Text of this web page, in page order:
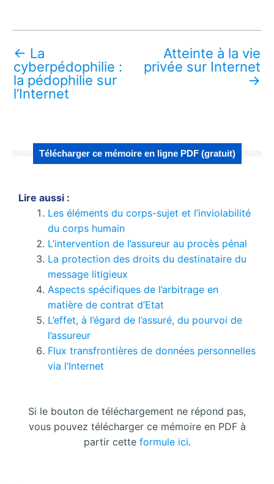
← La
cyberpédophilie :
la pédophilie sur
l’Internet
Atteinte à la vie
privée sur Internet
→
Télécharger ce mémoire en ligne PDF (gratuit)
Lire aussi :
Les éléments du corps-sujet et l’inviolabilité
du corps humain
L’intervention de l’assureur au procès pénal
La protection des droits du destinataire du
message litigieux
Aspects spécifiques de l’arbitrage en
matière de contrat d’Etat
L’effet, à l’égard de l’assuré, du pourvoi de
l’assureur
Flux transfrontières de données personnelles
via l’Internet
Si le bouton de téléchargement ne répond pas,
vous pouvez télécharger ce mémoire en PDF à
partir cette formule ici.